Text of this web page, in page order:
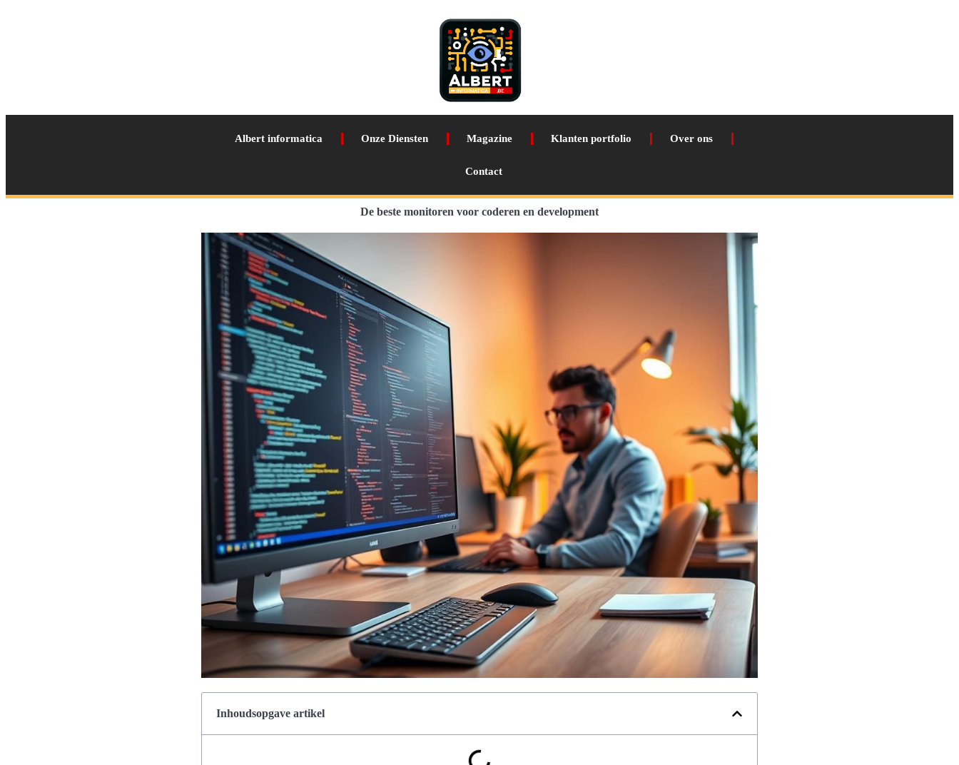
Albert informatica Onze Diensten Magazine Klanten portfolio Over ons
Contact
De beste monitoren voor coderen en development
Inhoudsopgave artikel